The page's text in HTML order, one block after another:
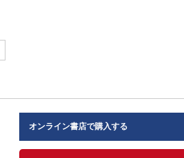
オンライン書店で購入する